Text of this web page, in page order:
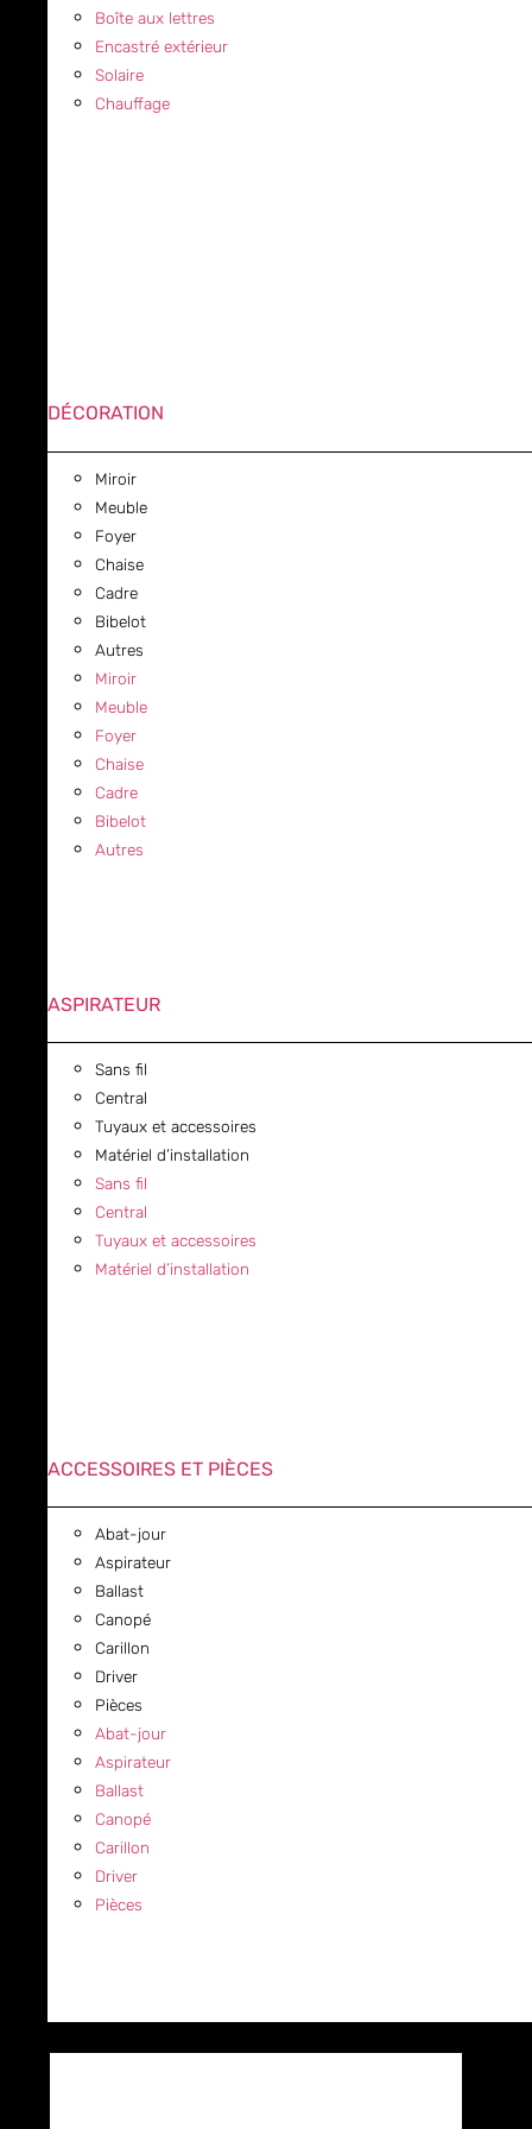
Boîte aux lettres
Encastré extérieur
Solaire
Chauffage
DÉCORATION
Miroir
Meuble
Foyer
Chaise
Cadre
Bibelot
Autres
Miroir
Meuble
Foyer
Chaise
Cadre
Bibelot
Autres
ASPIRATEUR
Sans fil
Central
Tuyaux et accessoires
Matériel d’installation
Sans fil
Central
Tuyaux et accessoires
Matériel d’installation
ACCESSOIRES ET PIÈCES
Abat-jour
Aspirateur
Ballast
Canopé
Carillon
Driver
Pièces
Abat-jour
Aspirateur
Ballast
Canopé
Carillon
Driver
Pièces